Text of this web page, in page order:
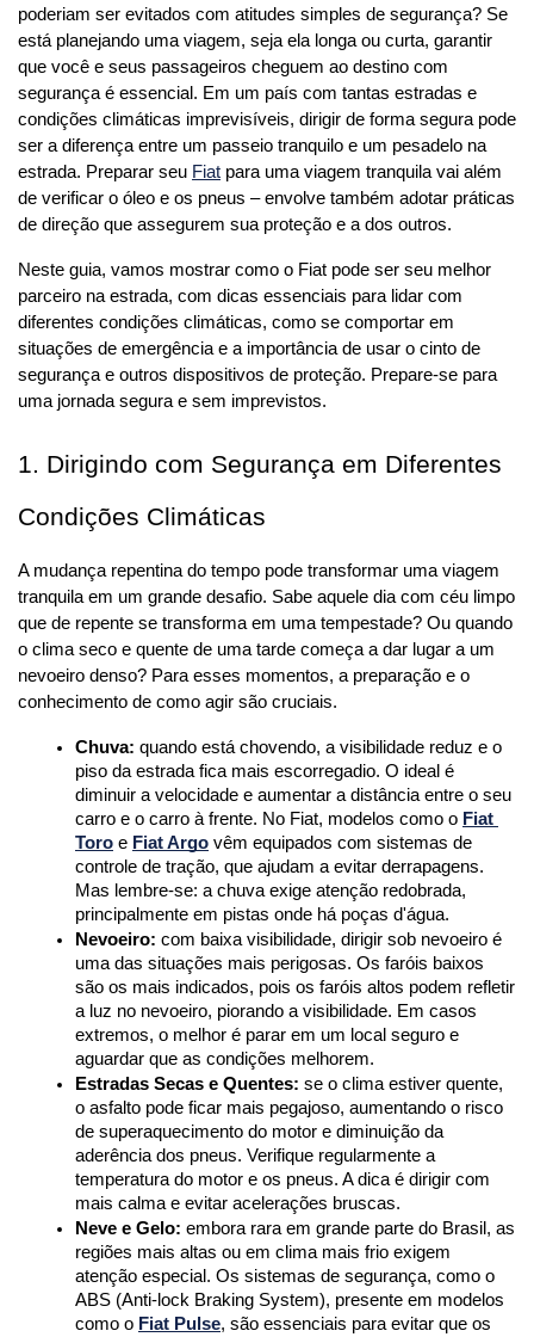
poderiam ser evitados com atitudes simples de segurança? Se
está planejando uma viagem, seja ela longa ou curta, garantir
que você e seus passageiros cheguem ao destino com
segurança é essencial. Em um país com tantas estradas e
condições climáticas imprevisíveis, dirigir de forma segura pode
ser a diferença entre um passeio tranquilo e um pesadelo na
estrada. Preparar seu Fiat para uma viagem tranquila vai além
de verificar o óleo e os pneus – envolve também adotar práticas
de direção que assegurem sua proteção e a dos outros.
Neste guia, vamos mostrar como o Fiat pode ser seu melhor
parceiro na estrada, com dicas essenciais para lidar com
diferentes condições climáticas, como se comportar em
situações de emergência e a importância de usar o cinto de
segurança e outros dispositivos de proteção. Prepare-se para
uma jornada segura e sem imprevistos.
1. Dirigindo com Segurança em Diferentes
Condições Climáticas
A mudança repentina do tempo pode transformar uma viagem
tranquila em um grande desafio. Sabe aquele dia com céu limpo
que de repente se transforma em uma tempestade? Ou quando
o clima seco e quente de uma tarde começa a dar lugar a um
nevoeiro denso? Para esses momentos, a preparação e o
conhecimento de como agir são cruciais.
Chuva: quando está chovendo, a visibilidade reduz e o
piso da estrada fica mais escorregadio. O ideal é
diminuir a velocidade e aumentar a distância entre o seu
carro e o carro à frente. No Fiat, modelos como o Fiat
Toro e Fiat Argo vêm equipados com sistemas de
controle de tração, que ajudam a evitar derrapagens.
Mas lembre-se: a chuva exige atenção redobrada,
principalmente em pistas onde há poças d'água.
Nevoeiro: com baixa visibilidade, dirigir sob nevoeiro é
uma das situações mais perigosas. Os faróis baixos
são os mais indicados, pois os faróis altos podem refletir
a luz no nevoeiro, piorando a visibilidade. Em casos
extremos, o melhor é parar em um local seguro e
aguardar que as condições melhorem.
Estradas Secas e Quentes: se o clima estiver quente,
o asfalto pode ficar mais pegajoso, aumentando o risco
de superaquecimento do motor e diminuição da
aderência dos pneus. Verifique regularmente a
temperatura do motor e os pneus. A dica é dirigir com
mais calma e evitar acelerações bruscas.
Neve e Gelo: embora rara em grande parte do Brasil, as
regiões mais altas ou em clima mais frio exigem
atenção especial. Os sistemas de segurança, como o
ABS (Anti-lock Braking System), presente em modelos
como o Fiat Pulse, são essenciais para evitar que os